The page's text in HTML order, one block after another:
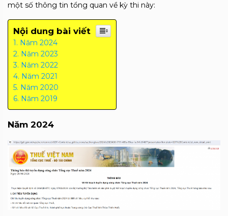
một số thông tin tổng quan về kỳ thi này:
Nội dung bài viết
Năm 2024
Năm 2023
Năm 2022
Năm 2021
Năm 2020
Năm 2019
Năm 2024